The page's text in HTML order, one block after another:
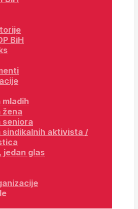
BiH
mladih
žena
seniora
sindikalnih aktivista /
jedan glas